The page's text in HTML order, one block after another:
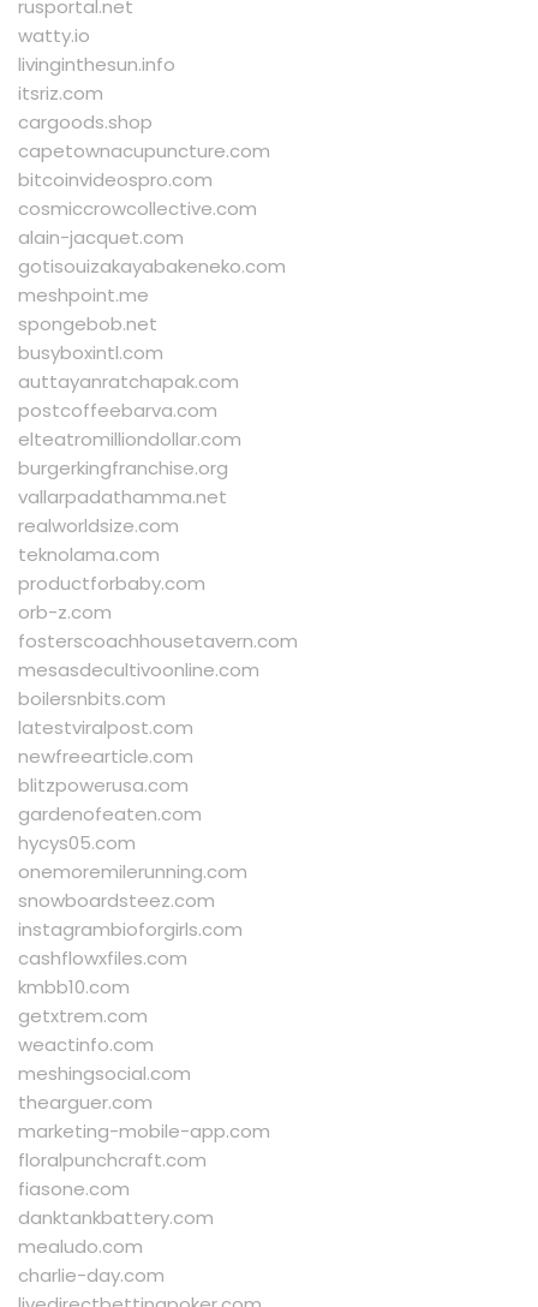
rusportal.net
watty.io
livinginthesun.info
itsriz.com
cargoods.shop
capetownacupuncture.com
bitcoinvideospro.com
cosmiccrowcollective.com
alain-jacquet.com
gotisouizakayabakeneko.com
meshpoint.me
spongebob.net
busyboxintl.com
auttayanratchapak.com
postcoffeebarva.com
elteatromilliondollar.com
burgerkingfranchise.org
vallarpadathamma.net
realworldsize.com
teknolama.com
productforbaby.com
orb-z.com
fosterscoachhousetavern.com
mesasdecultivoonline.com
boilersnbits.com
latestviralpost.com
newfreearticle.com
blitzpowerusa.com
gardenofeaten.com
hycys05.com
onemoremilerunning.com
snowboardsteez.com
instagrambioforgirls.com
cashflowxfiles.com
kmbb10.com
getxtrem.com
weactinfo.com
meshingsocial.com
thearguer.com
marketing-mobile-app.com
floralpunchcraft.com
fiasone.com
danktankbattery.com
mealudo.com
charlie-day.com